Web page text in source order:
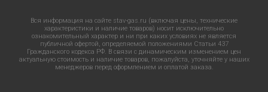
Вся информация на сайте stav-gas.ru (включая цены, технические
характеристики и наличие товаров) носит исключительно
ознакомительный характер и ни при каких условиях не является
публичной офертой, определяемой положениями Статьи 437
Гражданского кодекса РФ. В связи с динамическим изменением цен
актуальную стоимость и наличие товаров, пожалуйста, уточняйте у наших
менеджеров перед оформлением и оплатой заказа.